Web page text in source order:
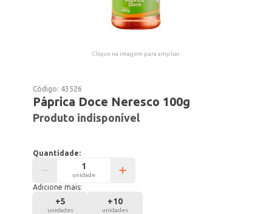
Clique na imagem para ampliar.
Código: 43526
Páprica Doce Neresco 100g
Produto indisponível
Quantidade:
unidade
Adicione mais:
+5
unidades
+10
unidades